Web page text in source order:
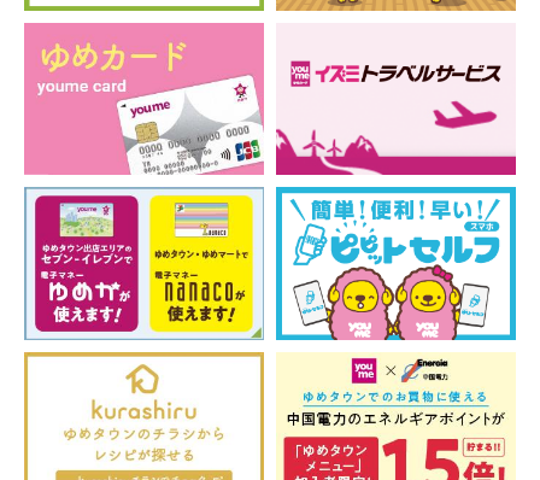
ゆめ眼科公式HP
https://yume-ganka.navi-clinic.jp/
取扱商品
病院/眼科/コンタクトレンズ/メガネ
スタッフ募集